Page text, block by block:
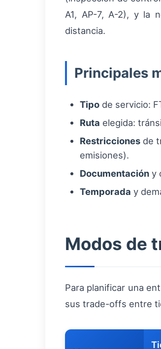
A1, AP-7, A-2), y la
distancia.
Principales
Tipo de servicio:
Ruta elegida:
Restricciones de
emisiones).
Documentación y
Temporada y
Modos de
Para planificar una
sus trade-offs entre